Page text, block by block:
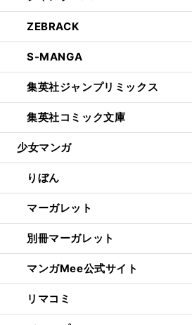
ZEBRACK
S-MANGA
集英社ジャンプリミックス
集英社コミック文庫
少女マンガ
りぼん
マーガレット
別冊マーガレット
マンガMee公式サイト
リマコミ